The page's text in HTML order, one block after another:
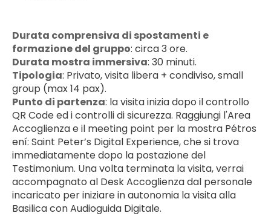
Durata comprensiva di spostamenti e
formazione del gruppo: circa 3 ore.
Durata mostra immersiva: 30 minuti.
Tipologia: Privato, visita libera + condiviso, small
group (max 14 pax).
Punto di partenza: la visita inizia dopo il controllo
QR Code ed i controlli di sicurezza. Raggiungi l'Area
Accoglienza e il meeting point per la mostra Pétros
ení: Saint Peter’s Digital Experience, che si trova
immediatamente dopo la postazione del
Testimonium. Una volta terminata la visita, verrai
accompagnato al Desk Accoglienza dal personale
incaricato per iniziare in autonomia la visita alla
Basilica con Audioguida Digitale.